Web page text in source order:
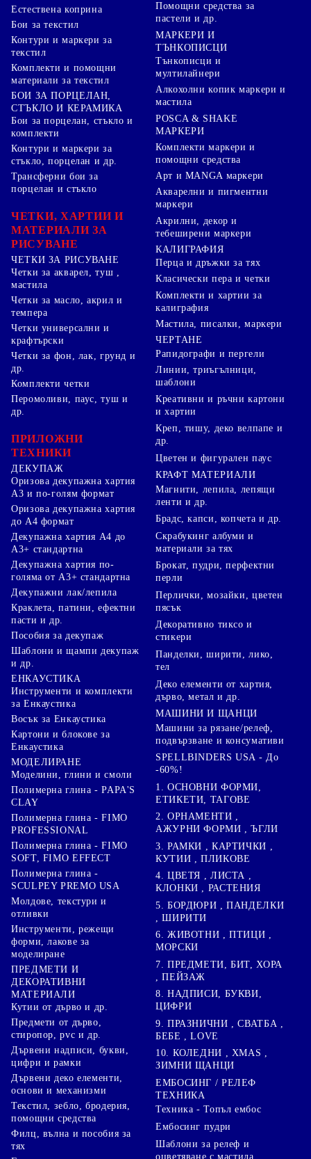
Естествена коприна
Бои за текстил
Контури и маркери за
текстил
Комплекти и помощни
материали за текстил
БОИ ЗА ПОРЦЕЛАН,
СТЪКЛО И КЕРАМИКА
Бои за порцелан, стъкло и
комплекти
Контури и маркери за
стъкло, порцелан и др.
Трансферни бои за
порцелан и стъкло
ЧЕТКИ, ХАРТИИ И
МАТЕРИАЛИ ЗА
РИСУВАНЕ
ЧЕТКИ ЗА РИСУВАНЕ
Четки за акварел, туш ,
мастила
Четки за масло, акрил и
темпера
Четки универсални и
крафтърски
Четки за фон, лак, грунд и
др.
Комплекти четки
Помощни средства за
пастели и др.
МАРКЕРИ И
ТЪНКОПИСЦИ
Тънкописци и
мултилайнери
Алкохолни копик маркери и
мастила
POSCA & SHAKE
МАРКЕРИ
Комплекти маркери и
помощни средства
Арт и MANGA маркери
Акварелни и пигментни
маркери
Акрилни, декор и
тебеширени маркери
КАЛИГРАФИЯ
Перца и дръжки за тях
Класически пера и четки
Комплекти и хартии за
калиграфия
Мастила, писалки, маркери
ЧЕРТАНЕ
Рапидографи и пергели
Линии, триъгълници,
шаблони
Перомоливи, паус, туш и
др.
ПРИЛОЖНИ
ТЕХНИКИ
ДЕКУПАЖ
Оризова декупажна хартия
А3 и по-голям формат
Оризова декупажна хартия
до А4 формат
Декупажна хартия А4 до
А3+ стандартна
Декупажна хартия по-
голяма от А3+ стандартна
Декупажни лак/лепила
Краклета, патини, ефектни
пасти и др.
Пособия за декупаж
Шаблони и щампи декупаж
и др.
ЕНКАУСТИКА
Инструменти и комплекти
за Енкаустика
Восък за Енкаустика
Картони и блокове за
Енкаустика
МОДЕЛИРАНЕ
Моделини, глини и смоли
Полимерна глина - PAPA'S
CLAY
Полимерна глина - FIMO
PROFESSIONAL
Полимерна глина - FIMO
SOFT, FIMO EFFECT
Полимерна глина -
SCULPEY PREMO USA
Молдове, текстури и
отливки
Инструменти, режещи
форми, лакове за
моделиране
ПРЕДМЕТИ И
ДЕКОРАТИВНИ
МАТЕРИАЛИ
Кутии от дърво и др.
Предмети от дърво,
стиропор, pvc и др.
Дървени надписи, букви,
цифри и рамки
Дървени деко елементи,
основи и механизми
Текстил, зебло, бродерия,
помощни средства
Филц, вълна и пособия за
тях
Креативни и ръчни картони
и хартии
Креп, тишу, деко велпапе и
др.
Цветен и фигурален паус
КРАФТ МАТЕРИАЛИ
Магнити, лепила, лепящи
ленти и др.
Брадс, капси, копчета и др.
Скрабукинг албуми и
материали за тях
Брокат, пудри, перфектни
перли
Перлички, мозайки, цветен
пясък
Декоративно тиксо и
стикери
Панделки, ширити, лико,
тел
Деко елементи от хартия,
дърво, метал и др.
МАШИНИ И ЩАНЦИ
Машини за рязане/релеф,
подвързване и консумативи
SPELLBINDERS USA - До
-60%!
1. ОСНОВНИ ФОРМИ,
ЕТИКЕТИ, ТАГОВЕ
2. ОРНАМЕНТИ ,
АЖУРНИ ФОРМИ , ЪГЛИ
3. РАМКИ , КАРТИЧКИ ,
КУТИИ , ПЛИКОВЕ
4. ЦВЕТЯ , ЛИСТА ,
КЛОНКИ , РАСТЕНИЯ
5. БОРДЮРИ , ПАНДЕЛКИ
, ШИРИТИ
6. ЖИВОТНИ , ПТИЦИ ,
МОРСКИ
7. ПРЕДМЕТИ, БИТ, ХОРА
, ПЕЙЗАЖ
8. НАДПИСИ, БУКВИ,
ЦИФРИ
9. ПРАЗНИЧНИ , СВАТБА ,
БЕБЕ , LOVE
10. КОЛЕДНИ , XMAS ,
ЗИМНИ ЩАНЦИ
ЕМБОСИНГ / РЕЛЕФ
ТЕХНИКА
Техника - Топъл ембос
Ембосинг пудри
Шаблони за релеф и
оцветяване с мастила